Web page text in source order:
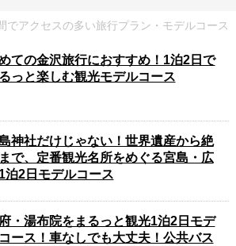
でアクセスの多い旅行プラン・モデルコース
ての金沢旅行におすすめ！1泊2日で
っと楽しむ観光モデルコース
神社だけじゃない！世界遺産から絶
で、定番観光名所をめぐる宮島・広
泊2日モデルコース
・湯布院をまるっと観光1泊2日モデ
ース！車なしでも大丈夫！公共バス